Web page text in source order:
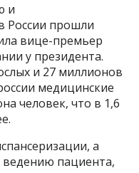
и
России прошли
вице-премьер
у президента.
и 27 миллионов
медицинские
человек, что в 1,6
а
пациента,